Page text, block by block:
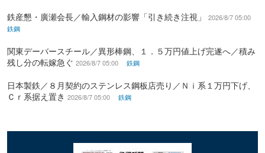
鉄産懇・廣瀬会長／輸入鋼材の影響「引き続き注視」
2026/8/7 05:00
鉄鋼
関東デーバースチール／異形棒鋼、１．５万円値上げ完遂へ／積み
残し分の転嫁急ぐ 2026/8/7 05:00 鉄鋼
日本製鉄／８月契約のステンレス鋼板店売り／Ｎｉ系１万円下げ、
Ｃｒ系据え置き 2026/8/7 05:00 鉄鋼